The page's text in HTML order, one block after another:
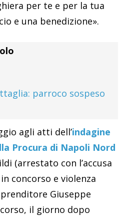
per te e per la tua
e una benedizione».
parroco sospeso
agli atti dell’indagine
Procura di Napoli Nord
(arrestato con l’accusa
concorso e violenza
Giuseppe
il giorno dopo